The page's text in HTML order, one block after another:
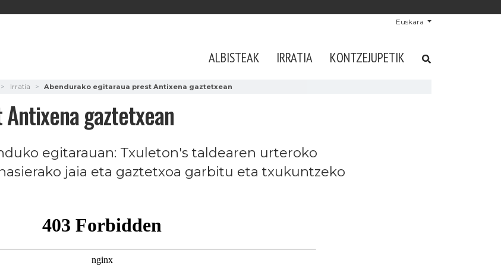
Euskara
ALBISTEAK IRRATIA KONTZEJUPETIK
Irratia Abendurako egitaraua prest Antixena gaztetxean
gaztetxean
egitarauan: Txuleton's taldearen urteroko
jaia eta gaztetxoa garbitu eta txukuntzeko